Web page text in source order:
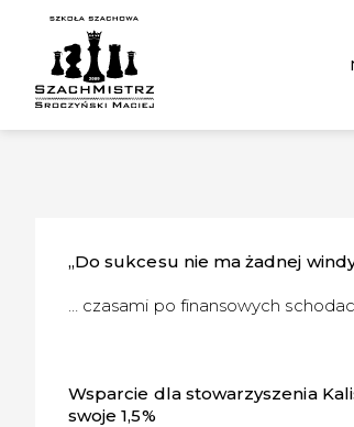
„Do sukcesu nie ma żadnej
… czasami po finansowych
Wsparcie dla stowarzyszenia
swoje 1,5%